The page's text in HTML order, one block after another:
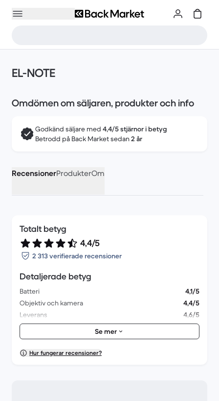
EL-NOTE
Omdömen om säljaren, produkter och info
Godkänd säljare med 4,4/5 stjärnor i betyg
Betrodd på Back Market sedan2 år
RecensionerProdukterOm
Totalt betyg
4,4/5
2 313 verifierade recensioner
Detaljerade betyg
Batteri
4,1/5
Objektiv och kamera
4,4/5
Leverans
4,6/5
Tillbehör
4/5
Förpackning
4,5/5
Prestanda
Se mer
Hur fungerar recensioner?